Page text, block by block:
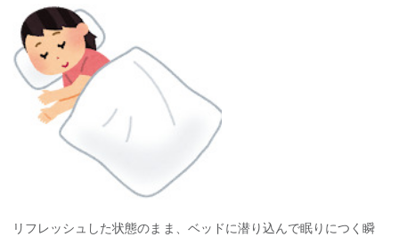
リフレッシュした状態のまま、ベッドに潜り込んで眠りにつく瞬